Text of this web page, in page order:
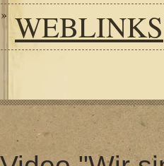
WEBLINKS